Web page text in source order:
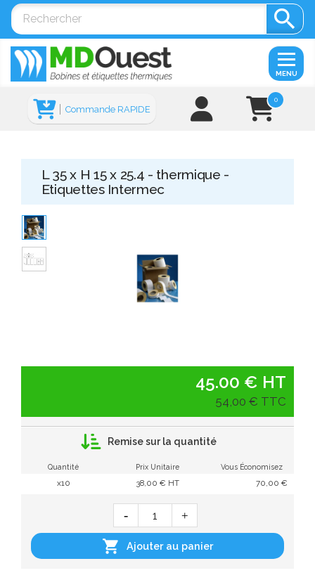

0
Commande RAPIDE
MENU
L 35 x H 15 x 25.4 - thermique -
Etiquettes Intermec
45.00 € HT
54,00 € TTC
Remise sur la quantité
Quantité Prix Unitaire Vous Économisez
x10 38,00 € HT 70,00 €
 Ajouter au panier